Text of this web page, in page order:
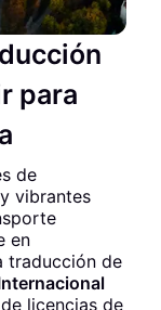
para
de
vibrantes
en
traducción de
licencias de